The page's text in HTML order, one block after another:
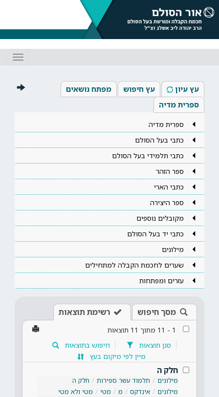
עץ עיון עץ חיפוש
מפתח נושאים
ספרית מדיה
ספרית מדיה
כתבי בעל הסולם
כתבי תלמידי בעל הסולם
ספר הזהר
כתבי הארי
ספר היצירה
מקובלים נוספים
כתבי יד בעל הסולם
מילונים
שערים לחכמת הקבלה למתחילים
עזרים ומפתחות
מסך חיפוש רשימת תוצאות
1
-
11 מתוך 11 תוצאות
סנן תוצאות
חיפוש בתוצאות
מיין לפי מיקום בעץ
חלק ה
מילונים תלמוד עשר ספירות
חלק ה
מילונים
אינדקס מ מטי מטי ולא מטי